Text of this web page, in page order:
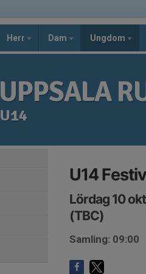
Herr Dam Ungdom
UPPSALA
U14
U14
Lördag 10
(TBC)
Samling: 09:00